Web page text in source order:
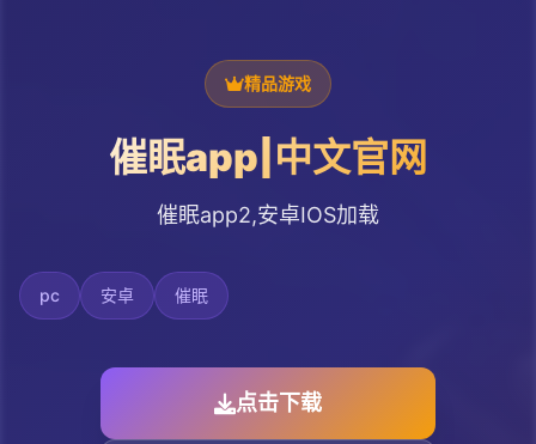
精品游戏
催眠app|中文官网
催眠app2,安卓IOS加载
pc 安卓 催眠
点击下载